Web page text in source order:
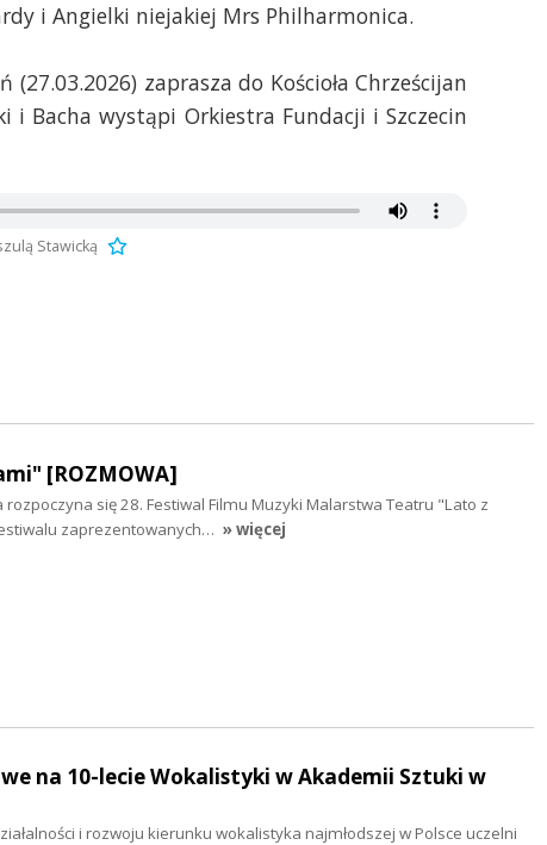
i Angielki niejakiej Mrs Philharmonica.
zaprasza do Kościoła Chrześcijan
i Bacha wystąpi Orkiestra Fundacji i Szczecin
Stawicką
[ROZMOWA]
się 28. Festiwal Filmu Muzyki Malarstwa Teatru "Lato z
zaprezentowanych… » więcej
na 10-lecie Wokalistyki w Akademii Sztuki w
i rozwoju kierunku wokalistyka najmłodszej w Polsce uczelni